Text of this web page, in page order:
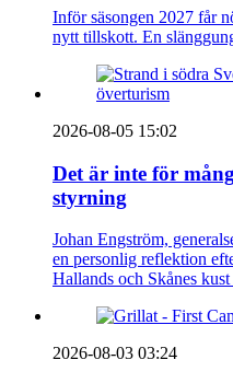
Inför säsongen 2027 får
nytt tillskott. En
2026-08-05 15:02
Det är inte för
styrning
Johan Engström,
en personlig reflektion
Hallands och Skånes
2026-08-03 03:24